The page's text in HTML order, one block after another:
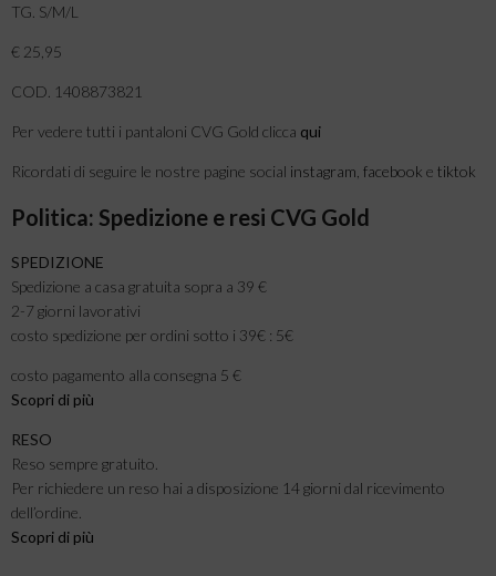
TG. S/M/L
€ 25,95
COD. 1408873821
Per vedere tutti i pantaloni CVG Gold clicca qui
Ricordati di seguire le nostre pagine social instagram, facebook e tiktok
Politica: Spedizione e resi CVG Gold
SPEDIZIONE
Spedizione a casa gratuita sopra a 39 €
2-7 giorni lavorativi
costo spedizione per ordini sotto i 39€ : 5€
costo pagamento alla consegna 5 €
Scopri di più
RESO
Reso sempre gratuito.
Per richiedere un reso hai a disposizione 14 giorni dal ricevimento
dell’ordine.
Scopri di più